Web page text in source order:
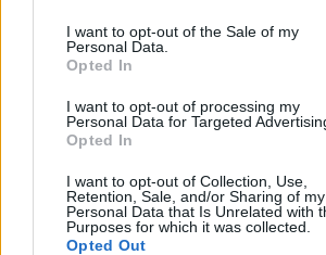
I want to opt-out of the Sale of my
Personal Data.
Opted In
I want to opt-out of processing my
Personal Data for Targeted
Opted In
I want to opt-out of Collection, Use,
Retention, Sale, and/or Sharing of my
Personal Data that Is Unrelated with
Purposes for which it was collected.
Opted Out
Elgázolt egy 17
magyar
RUSZ PÉTER
Szabálysértő gyalogost
Magyarország kolozsvári
főkonzulátusának az egyik
Az áldozat állapota stabil.